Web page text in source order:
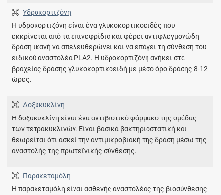
Υδροκορτιζόνη
Η υδροκορτιζόνη είναι ένα γλυκοκορτικοειδές που
εκκρίνεται από τα επινεφρίδια και φέρει αντιφλεγμονώδη
δράση ικανή να απελευθερώνει και να επάγει τη σύνθεση του
ειδικού αναστολέα PLA2. Η υδροκορτιζόνη ανήκει στα
βραχείας δράσης γλυκοκορτικοειδή με μέσο όρο δράσης 8-12
ώρες.
Δοξυκυκλίνη
Η δοξυκυκλίνη είναι ένα αντιβιοτικό φάρμακο της ομάδας
των τετρακυκλινών. Είναι βασικά βακτηριοστατική και
θεωρείται ότι ασκεί την αντιμικροβιακή της δράση μέσω της
αναστολής της πρωτεϊνικής σύνθεσης.
Παρακεταμόλη
Η παρακεταμόλη είναι ασθενής αναστολέας της βιοσύνθεσης